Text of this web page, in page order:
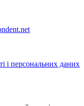
і персональних даних